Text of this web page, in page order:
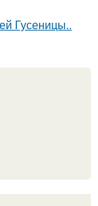
Гусеницы..